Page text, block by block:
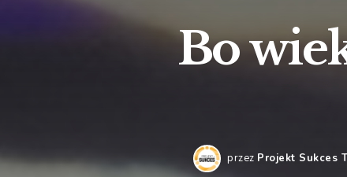
Bo
przez Projekt Sukces